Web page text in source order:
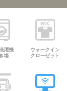
濯機
場
ウォークイン
クローゼット